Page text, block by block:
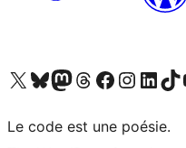
Visit our X (formerly Twitter) account
Visitez notre compte Bluesky
Visit our Mastodon account
Visitez notre compte Threads
Visit our Facebook page
Visit our Instagram
Visit ourVisitez
Le code est une poésie.